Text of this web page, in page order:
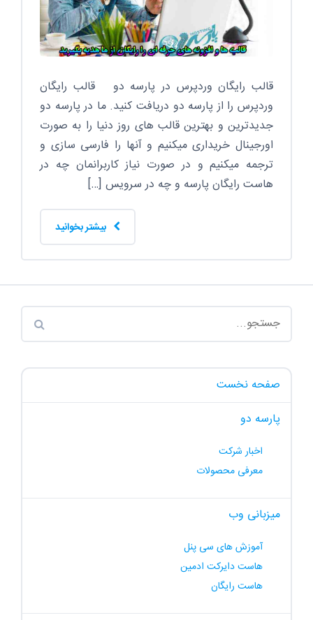
قالب رایگان وردپرس در پارسه دو قالب رایگان
وردپرس را از پارسه دو دریافت کنید. ما در پارسه دو
جدیدترین و بهترین قالب های روز دنیا را به صورت
اورجینال خریداری میکنیم و آنها را فارسی سازی و
ترجمه میکنیم و در صورت نیاز کاربرانمان چه در
هاست رایگان پارسه و چه در سرویس […]
صفحه نخست
پارسه دو
اخبار شرکت
معرفی محصولات
میزبانی وب
آموزش های سی پنل
هاست دایرکت ادمین
هاست رایگان